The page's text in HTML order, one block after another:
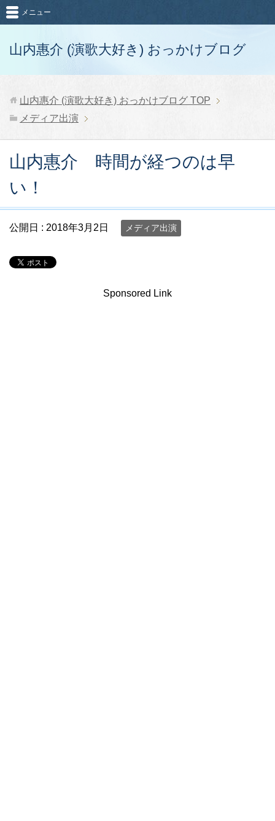
山内惠介 (演歌大好き) おっかけブログ
メニュー
山内惠介 (演歌大好き) おっかけブログ TOP
メディア出演
山内惠介 時間が経つのは早
い！
公開日 : 2018年3月2日 メディア出演
Sponsored Link